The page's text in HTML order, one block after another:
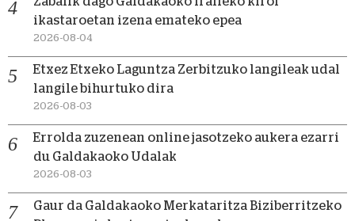
ikastaroetan izena emateko epea
2026-08-04
Etxez Etxeko Laguntza Zerbitzuko langileak udal
langile bihurtuko dira
2026-08-03
Errolda zuzenean online jasotzeko aukera ezarri
du Galdakaoko Udalak
2026-08-03
Gaur da Galdakaoko Merkataritza Biziberritzeko